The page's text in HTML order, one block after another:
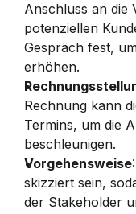
Anschluss an die
potenziellen
Gespräch fest,
erhöhen.
Rechnung kann
Termins, um die
beschleunigen.
Vorgehensweise
skizziert sein,
der Stakeholder